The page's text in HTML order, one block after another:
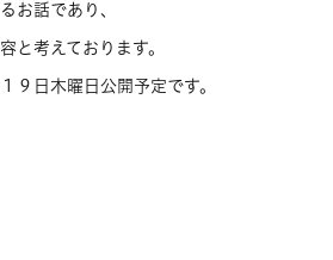
お話であり、
と考えております。
９日木曜日公開予定です。